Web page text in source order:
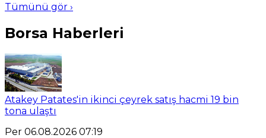
Tümünü gör ›
Borsa Haberleri
Atakey Patates'in ikinci çeyrek satış hacmi 19 bin
tona ulaştı
Per 06.08.2026 07:19